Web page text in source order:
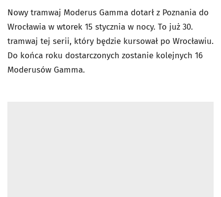
Nowy tramwaj Moderus Gamma dotarł z Poznania do
Wrocławia w wtorek 15 stycznia w nocy. To już 30.
tramwaj tej serii, który będzie kursował po Wrocławiu.
Do końca roku dostarczonych zostanie kolejnych 16
Moderusów Gamma.